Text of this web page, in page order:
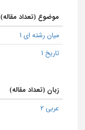
موضوع (تعداد مقاله)
میان رشته ای 1
تاریخ 1
زبان (تعداد مقاله)
عربی 2